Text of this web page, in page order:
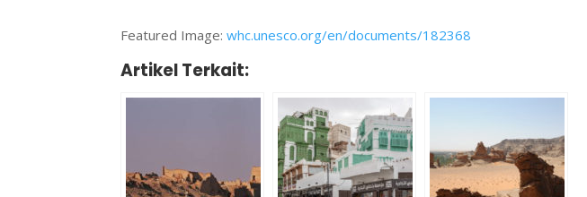
Featured Image:whc.unesco.org/en/documents/182368
Artikel Terkait: